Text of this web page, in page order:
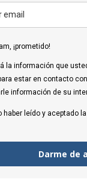
¡prometido!
la información que
estar en contacto
información de su
haber leído y aceptado la
Darme de